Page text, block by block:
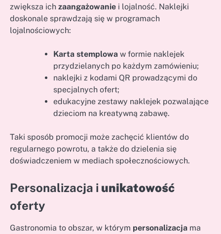
zwiększa ich zaangażowanie i lojalność. Naklejki
doskonale sprawdzają się w programach
lojalnościowych:
Karta stemplowa w formie naklejek
przydzielanych po każdym zamówieniu;
naklejki z kodami QR prowadzącymi do
specjalnych ofert;
edukacyjne zestawy naklejek pozwalające
dzieciom na kreatywną zabawę.
Taki sposób promocji może zachęcić klientów do
regularnego powrotu, a także do dzielenia się
doświadczeniem w mediach społecznościowych.
Personalizacja i unikatowość
oferty
Gastronomia to obszar, w którym personalizacja ma